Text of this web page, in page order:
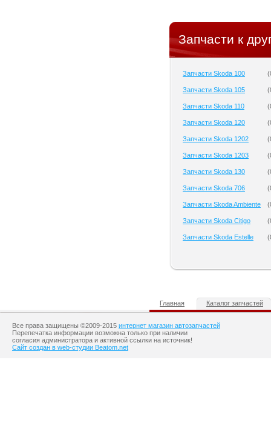
Запчасти к
Запчасти Skoda 100 (
Запчасти Skoda 105 (
Запчасти Skoda 110 (
Запчасти Skoda 120 (
Запчасти Skoda 1202 (
Запчасти Skoda 1203 (
Запчасти Skoda 130 (
Запчасти Skoda 706 (
Запчасти Skoda Ambiente (
Запчасти Skoda Citigo (
Запчасти Skoda Estelle (
Главная Каталог запчастей
Все права защищены ©2009-2015 интернет магазин автозапчастей
Перепечатка информации возможна только при наличии
согласия администратора и активной ссылки на источник!
Сайт создан в web-студии Beatom.net